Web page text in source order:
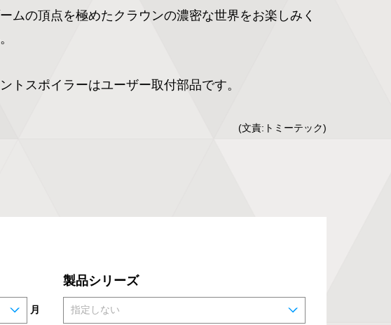
ムの頂点を極めたクラウンの濃密な世界をお楽しみく
トスポイラーはユーザー取付部品です。
(文責:トミーテック)
月
製品シリーズ